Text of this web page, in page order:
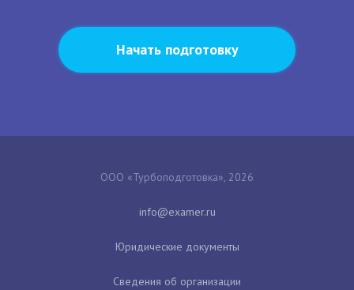
Начать подготовку
ООО «Турбоподготовка», 2026
Юридические документы
Сведения об организации